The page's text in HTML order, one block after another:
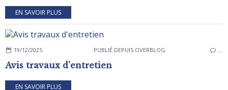
EN SAVOIR PLUS
19/12/2025 PUBLIÉ DEPUIS OVERBLOG …
Avis travaux d'entretien
EN SAVOIR PLUS